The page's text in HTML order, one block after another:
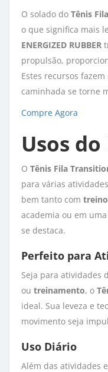
O solado do Tênis
o que significa mais
ENERGIZED RUBBER
propulsão,
Estes recursos
caminhada se torne
Compre Agora
Usos
O Tênis Fila
para várias
bem tanto com
academia ou em
se destaca.
Perfeito para
Seja para atividades
ou treinamento, o
ideal. Sua leveza e
movimento seja
Uso Diário
Além das atividades